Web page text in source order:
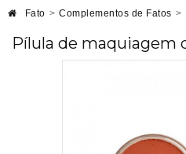
Fato > Complementos de Fatos >
Pílula de maquiagem